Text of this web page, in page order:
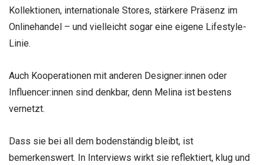
Kollektionen, internationale Stores, stärkere Präsenz im
Onlinehandel – und vielleicht sogar eine eigene Lifestyle-
Linie.
Auch Kooperationen mit anderen Designer:innen oder
Influencer:innen sind denkbar, denn Melina ist bestens
vernetzt.
Dass sie bei all dem bodenständig bleibt, ist
bemerkenswert. In Interviews wirkt sie reflektiert, klug und